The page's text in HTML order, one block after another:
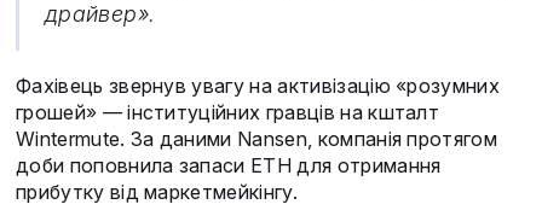
драйвер».
Фахівець звернув увагу на активізацію «розумних
грошей» — інституційних гравців на кшталт
Wintermute. За даними Nansen, компанія протягом
доби поповнила запаси ETH для отримання
прибутку від маркетмейкінгу.